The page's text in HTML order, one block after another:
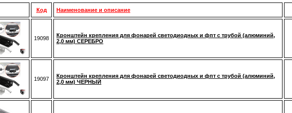
Код Наименование и описание
19098
Кронштейн крепления для фонарей светодиодных и фпт с трубой (алюминий,
2,0 мм) СЕРЕБРО
19097
Кронштейн крепления для фонарей светодиодных и фпт с трубой (алюминий,
2,0 мм) ЧЕРНЫЙ